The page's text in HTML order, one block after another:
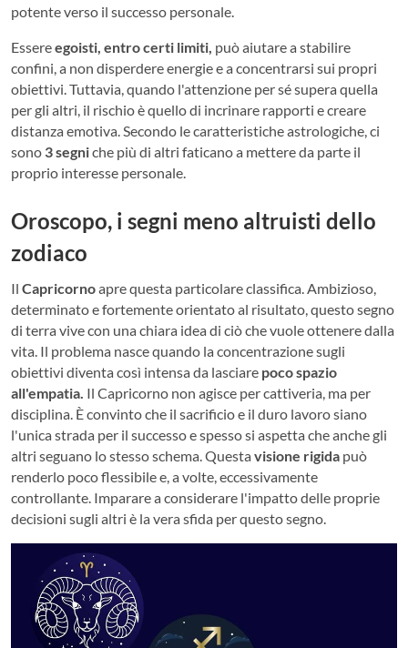
potente verso il successo personale.
Essereegoisti, entro certi limiti, può aiutare a stabilire
confini, a non disperdere energie e a concentrarsi sui propri
obiettivi. Tuttavia, quando l'attenzione per sé supera quella
per gli altri, il rischio è quello di incrinare rapporti e creare
distanza emotiva. Secondo le caratteristiche astrologiche, ci
sono 3 segniche più di altri faticano a mettere da parte il
proprio interesse personale.
Oroscopo, i segni meno altruisti dello
zodiaco
Il Capricornoapre questa particolare classifica. Ambizioso,
determinato e fortemente orientato al risultato, questo segno
di terra vive con una chiara idea di ciò che vuole ottenere dalla
vita. Il problema nasce quando la concentrazione sugli
obiettivi diventa così intensa da lasciare poco spazio
all'empatia. Il Capricorno non agisce per cattiveria, ma per
disciplina. È convinto che il sacrificio e il duro lavoro siano
l'unica strada per il successo e spesso si aspetta che anche gli
altri seguano lo stesso schema. Questa visione rigida può
renderlo poco flessibile e, a volte, eccessivamente
controllante. Imparare a considerare l'impatto delle proprie
decisioni sugli altri è la vera sfida per questo segno.